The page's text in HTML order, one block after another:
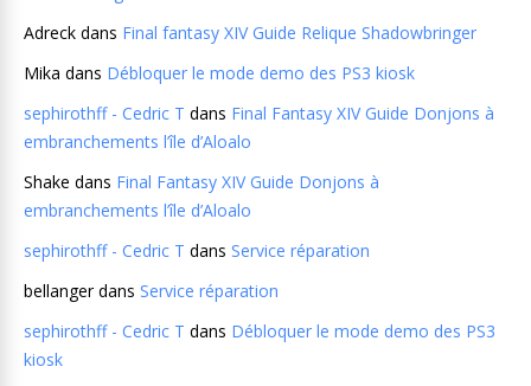
Adreck dans Final fantasy XIV Guide Relique Shadowbringer
Mika dans Débloquer le mode demo des PS3 kiosk
sephirothff - Cedric T dans Final Fantasy XIV Guide Donjons à
embranchements l’île d’Aloalo
Shake dans Final Fantasy XIV Guide Donjons à
embranchements l’île d’Aloalo
sephirothff - Cedric T dans Service réparation
bellangerdans Service réparation
sephirothff - Cedric T dans Débloquer le mode demo des PS3
kiosk